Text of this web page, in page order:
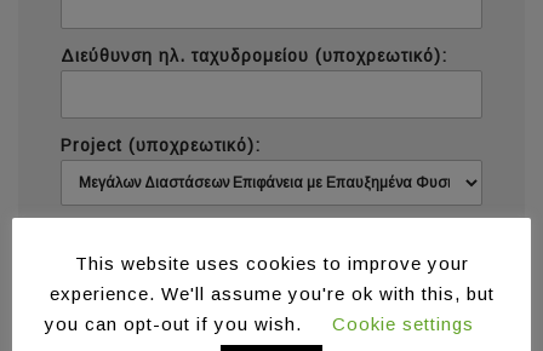
Διεύθυνση ηλ. ταχυδρομείου (υποχρεωτικό):
Project (υποχρεωτικό):
This website uses cookies to improve your
experience. We'll assume you're ok with this, but
you can opt-out if you wish.
Cookie settings